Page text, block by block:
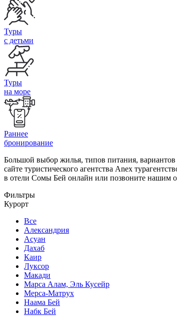
Туры
с детьми
Туры
на море
Раннее
бронирование
Большой выбор жилья, типов питания,
сайте туристического агентства Anex
в отели Сомы Бей онлайн или позвоните нашим
Фильтры
Курорт
Все
Александрия
Асуан
Дахаб
Каир
Луксор
Макади
Марса Алам, Эль Кусейр
Мерса-Матрух
Наама Бей
Набк Бей